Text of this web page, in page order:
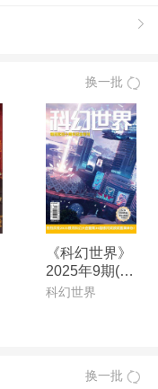
换一批
《科幻世界》
2025年9期(电
子杂志)
科幻世界
换一批